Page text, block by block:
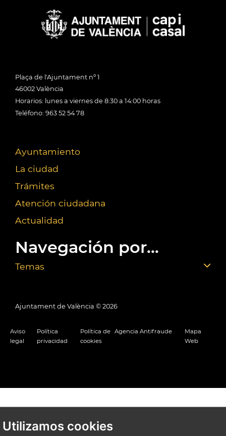
Utilizamos cookies
Plaça de l'Ajuntament nº 1
46002 València
Horarios: lunes a viernes de 8:30 a 14:00 horas
Teléfono: 963 52 54 78
Ayuntamiento
La ciudad
Trámites
Atención ciudadana
Actualidad
Navegación por...
Temas
Ajuntament de València © 2026
Aviso
legal
Política
privacidad
Política de
cookies
Agencia Antifraude
Mapa
Web